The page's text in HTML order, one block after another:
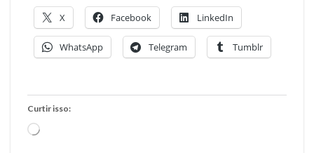
X Facebook LinkedIn
WhatsApp Telegram Tumblr
Curtir isso:
Carregando...